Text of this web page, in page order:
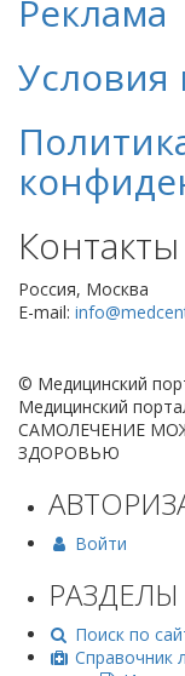
Реклама
Условия
Контакты
Россия, Москва
E-mail:
© Медицинский
Медицинский
САМОЛЕЧЕНИЕ
ЗДОРОВЬЮ
Войти
РАЗДЕЛЫ
Поиск по
Справочник